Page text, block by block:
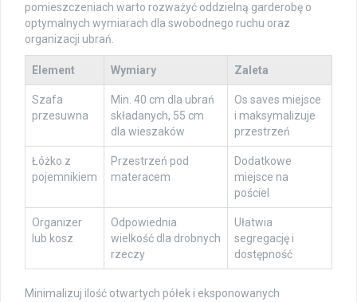
pomieszczeniach warto rozważyć oddzielną garderobę o
optymalnych wymiarach dla swobodnego ruchu oraz
organizacji ubrań.
Element Wymiary Zaleta
Szafa
przesuwna
Min. 40 cm dla ubrań
składanych, 55 cm
dla wieszaków
Os saves miejsce
i maksymalizuje
przestrzeń
Łóżko z
pojemnikiem
Przestrzeń pod
materacem
Dodatkowe
miejsce na
pościel
Organizer
lub kosz
Odpowiednia
wielkość dla drobnych
rzeczy
Ułatwia
segregację i
dostępność
Minimalizuj ilość otwartych półek i eksponowanych